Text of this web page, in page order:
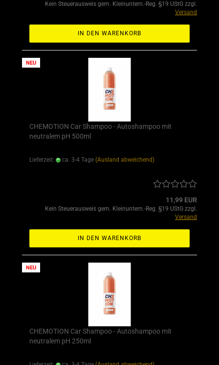
Kein Steuerausweis gem. Kleinuntern.-Reg. §19 UStG zzgl.
Versand
IN DEN WARENKORB
NEU
CHEMOTION Car Shampoo - Autoshampoo mit
neutralem pH 500ml
Lieferzeit: ca. 3-4 Tage (Ausland abweichend)
11,99 EUR
Kein Steuerausweis gem. Kleinuntern.-Reg. §19 UStG zzgl.
Versand
IN DEN WARENKORB
NEU
CHEMOTION Car Shampoo - Autoshampoo mit
neutralem pH 250ml